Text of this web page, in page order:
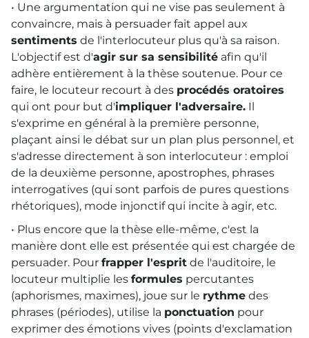
• Une argumentation qui ne vise pas seulement à
convaincre, mais à persuader fait appel aux
sentiments de l'interlocuteur plus qu'à sa raison.
L'objectif est d'agir sur sa sensibilité afin qu'il
adhère entièrement à la thèse soutenue. Pour ce
faire, le locuteur recourt à des procédés oratoires
qui ont pour but d'impliquer l'adversaire. Il
s'exprime en général à la première personne,
plaçant ainsi le débat sur un plan plus personnel, et
s'adresse directement à son interlocuteur : emploi
de la deuxième personne, apostrophes, phrases
interrogatives (qui sont parfois de pures questions
rhétoriques), mode injonctif qui incite à agir, etc.
• Plus encore que la thèse elle-même, c'est la
manière dont elle est présentée qui est chargée de
persuader. Pour frapper l'esprit de l'auditoire, le
locuteur multiplie les formules percutantes
(aphorismes, maximes), joue sur le rythme des
phrases (périodes), utilise la ponctuation pour
exprimer des émotions vives (points d'exclamation